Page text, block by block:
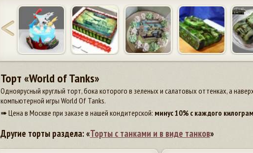
Торт «World of Tanks»
Одноярусный круглый торт, бока которого в зеленых и салатовых оттенках, а
компьютерной игры World Of Tanks.
➠ Цена в Москве при заказе в нашей кондитерской: минус 10% с каждого
Другие торты раздела: «Торты с танками и в виде танков»